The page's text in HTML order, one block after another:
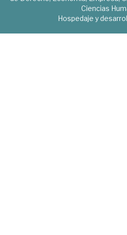
Ciencias
Hospedaje y